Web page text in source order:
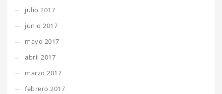
julio 2017
junio 2017
mayo 2017
abril 2017
marzo 2017
febrero 2017